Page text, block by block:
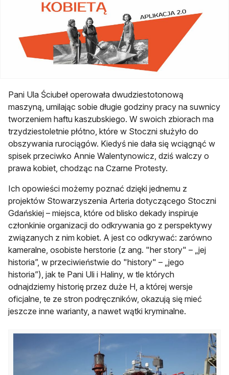
Pani Ula Ściubeł operowała dwudziestotonową
maszyną, umilając sobie długie godziny pracy na suwnicy
tworzeniem haftu kaszubskiego. W swoich zbiorach ma
trzydziestoletnie płótno, które w Stoczni służyło do
obszywania rurociągów. Kiedyś nie dała się wciągnąć w
spisek przeciwko Annie Walentynowicz, dziś walczy o
prawa kobiet, chodząc na Czarne Protesty.
Ich opowieści możemy poznać dzięki jednemu z
projektów Stowarzyszenia Arteria dotyczącego Stoczni
Gdańskiej – miejsca, które od blisko dekady inspiruje
członkinie organizacji do odkrywania go z perspektywy
związanych z nim kobiet. A jest co odkrywać: zarówno
kameralne, osobiste herstorie (z ang. "her story" – „jej
historia”, w przeciwieństwie do "history" – „jego
historia”), jak te Pani Uli i Haliny, w tle których
odnajdziemy historię przez duże H, a której wersje
oficjalne, te ze stron podręczników, okazują się mieć
jeszcze inne warianty, a nawet wątki kryminalne.